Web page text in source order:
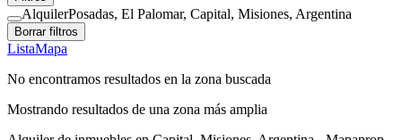
AlquilerPosadas, El Palomar, Capital, Misiones, Argentina
Borrar filtros
ListaMapa
No encontramos resultados en la zona buscada
Mostrando resultados de una zona más amplia